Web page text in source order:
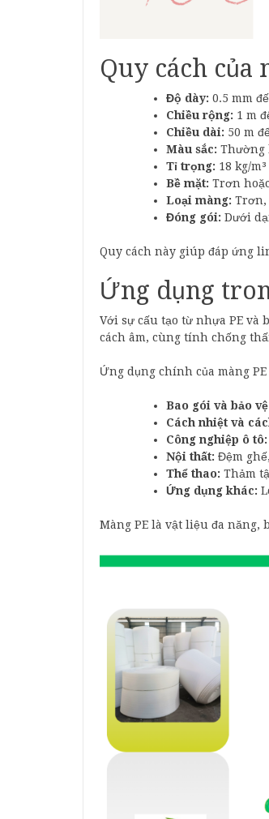
Quy cách của
Độ dày: 0.5 mm
Chiều rộng: 1 m
Chiều dài: 50 m
Màu sắc: Thường
Tỉ trọng: 18 kg/
Bề mặt: Trơn
Loại màng: Trơn,
Đóng gói: Dưới
Quy cách này giúp đáp ứng
Ứng dụng
Với sự cấu tạo từ nhựa PE
cách âm, cùng tính chống
Ứng dụng chính của màng PE
Bao gói và bảo
Cách nhiệt và
Công nghiệp ô tô:
Nội thất: Đệm
Thể thao: Thảm
Ứng dụng khác:
Màng PE là vật liệu đa